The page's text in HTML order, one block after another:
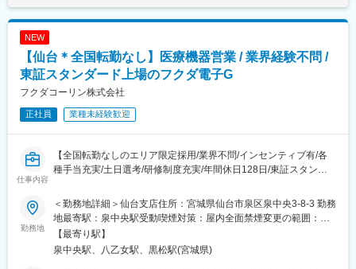
No.1の「カラー複合機」や世界トップクラスのシェアの「デジタ
機器「カセッテ型DR」などを取り扱っております。
変更の範囲：会社の定める業務
です。
＜担当エリア＞
東北6県をチームで担当しており、希望や組織状況を踏まえてエリ
群となります。先端に治療機器がついたカテーテルを血管を経由
して挿入し、病変部を治療します。代表的な製品は、血管の狭く
テル、末梢血管拡張用メタリックステント、肺塞栓症を予防する
ために静脈内にできた血栓を捕獲する下大静脈フィルター、これ
らの機器を病変部に誘導するためのガイドワイヤー、ガイディン
グカテーテル、血管の状況を検査するIVUSカテーテル（血管内超
を考慮して決定・提示いたします。賃金はあくまでも目安の金額
であり、選考を通じて上下する可能性があります。月給(月額)は固
NEW
【仙台＊全国転勤なし】医療機器営業 / 業界経験不問 /
東証スタンダード上場のフクダ電子G
フクダコーリン株式会社
正社員 業種未経験歓迎
仕事内容
【全国転勤なしのエリア限定採用/業界不問/インセンティブ有/各
種手当充実/土日選考/研修制度充実/年間休日128日/東証スタンダ
■業務概要：
東証スタンダード市場に上場しているフクダ電子株式会社のグル
ープ企業である当社にて、医療機器の提案営業に従事していただ
きます。ドクターや代理店との密なコミュニケーションや、良好
な関係構築を重要視する営業スタイルです。
勤務地
＜勤務地詳細＞仙台支店住所：宮城県仙台市泉区泉中央3-8-3 勤務
地最寄駅：泉中央駅受動喫煙対策：屋内全面禁煙変更の範囲：会
社の定める事業所（リモートワーク含む）
【最寄り駅】
泉中央駅、八乙女駅、黒松駅(宮城県)